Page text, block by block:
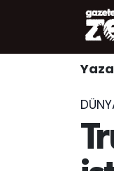
Yazarlar
Kültür-
Nöbetçi
Trafik
Süper Lig